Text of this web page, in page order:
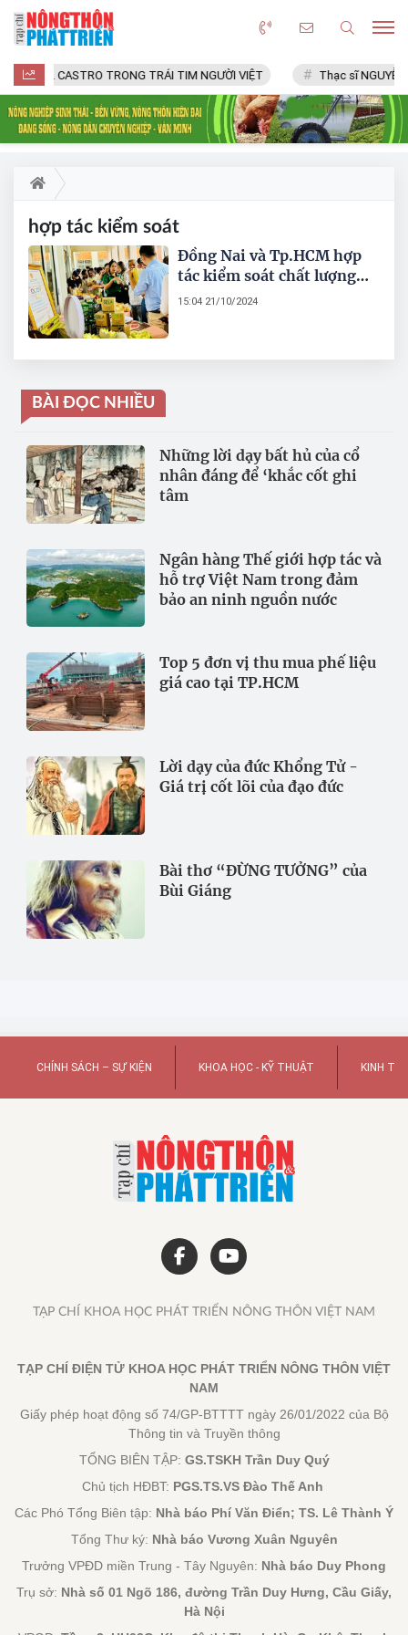
FIDEL CASTRO TRONG TRÁI TIM NGƯỜI VIỆT Thạc sĩ NGUYỄN
hợp tác kiểm soát
Đồng Nai và Tp.HCM hợp
tác kiểm soát chất lượng
hàng hóa
15:04 21/10/2024
BÀI ĐỌC NHIỀU
Những lời dạy bất hủ của cổ
nhân đáng để ‘khắc cốt ghi
tâm
Ngân hàng Thế giới hợp tác và
hỗ trợ Việt Nam trong đảm
bảo an ninh nguồn nước
Top 5 đơn vị thu mua phế liệu
giá cao tại TP.HCM
Lời dạy của đức Khổng Tử -
Giá trị cốt lõi của đạo đức
Bài thơ “ĐỪNG TƯỞNG” của
Bùi Giáng
CHÍNH SÁCH – SỰ KIỆN KHOA HỌC - KỸ THUẬT KINH TẾ
TẠP CHÍ KHOA HỌC PHÁT TRIỂN NÔNG THÔN VIỆT NAM
TẠP CHÍ ĐIỆN TỬ KHOA HỌC PHÁT TRIỂN NÔNG THÔN VIỆT
NAM
Giấy phép hoạt động số 74/GP-BTTTT ngày 26/01/2022 của Bộ
Thông tin và Truyền thông
TỔNG BIÊN TẬP: GS.TSKH Trần Duy Quý
Chủ tịch HĐBT: PGS.TS.VS Đào Thế Anh
Các Phó Tổng Biên tập: Nhà báo Phí Văn Điển; TS. Lê Thành Ý
Tổng Thư ký: Nhà báo Vương Xuân Nguyên
Trưởng VPĐD miền Trung - Tây Nguyên: Nhà báo Duy Phong
Trụ sở: Nhà số 01 Ngõ 186, đường Trần Duy Hưng, Cầu Giấy,
Hà Nội